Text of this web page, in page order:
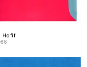
Hafif